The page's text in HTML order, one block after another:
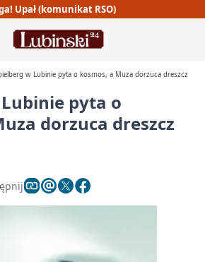
Upał (komunikat RSO)
w Lubinie pyta o kosmos, a Muza dorzuca dreszcz
pyta o
dorzuca dreszcz